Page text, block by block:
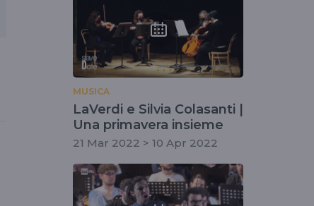
MUSICA
LaVerdi e Silvia Colasanti |
Una primavera insieme
21 Mar 2022 > 10 Apr 2022